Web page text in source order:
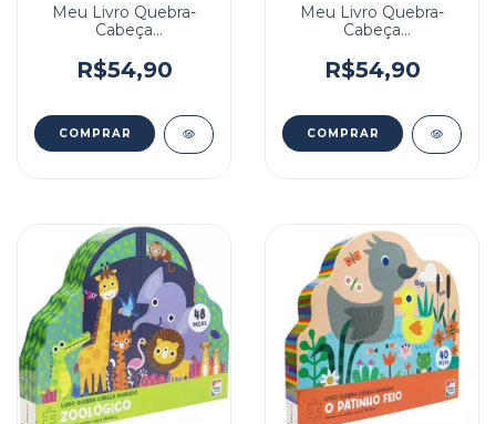
Meu Livro Quebra-
Cabeça
Dinossauros
R$54,90
Meu Livro Quebra-
Cabeça
R$54,90